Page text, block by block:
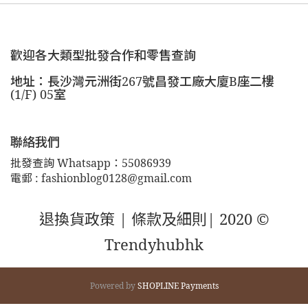
歡迎各大類型批發合作和零售查詢
地址：長沙灣元洲街267號昌發工廠大廈B座二樓
(1/F) 05室
聯絡我們
批發查詢 Whatsapp：55086939
電郵 : fashionblog0128@gmail.com
退換貨政策 | 條款及細則 | 2020 ©
Trendyhubhk
Powered bySHOPLINE Payments